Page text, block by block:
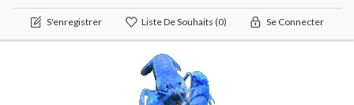
S'enregistrer Liste De Souhaits (0) Se Connecter